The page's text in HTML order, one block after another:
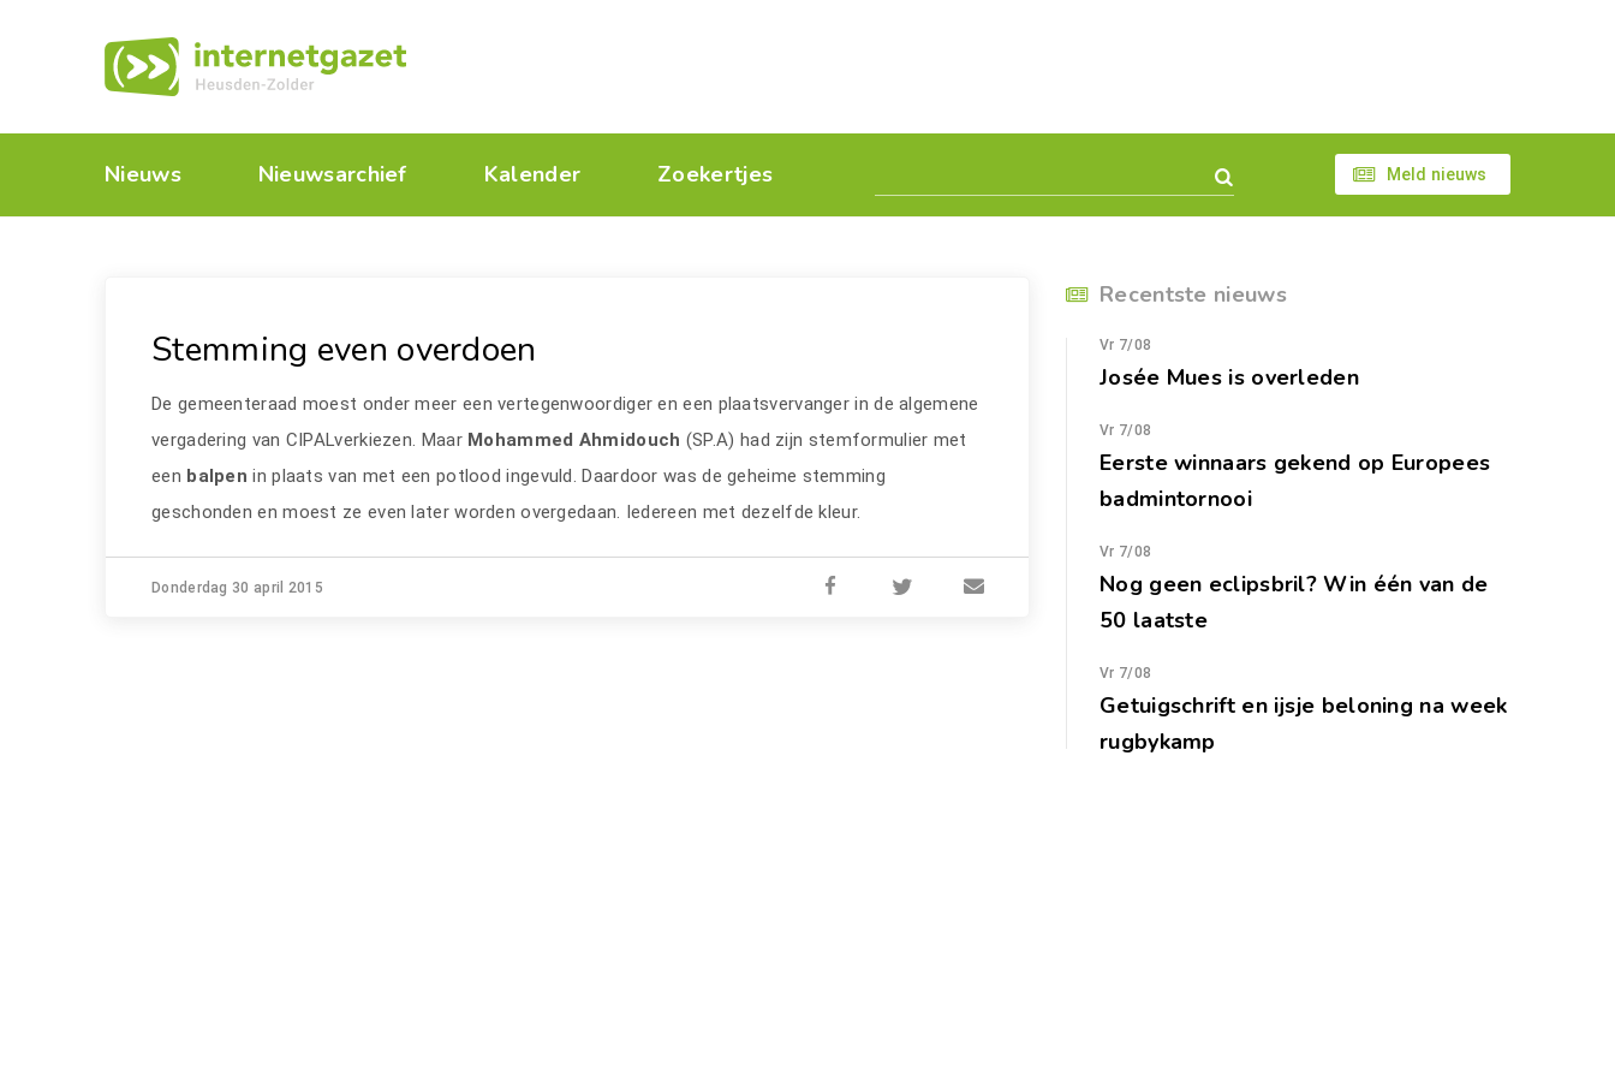
Nieuws Nieuwsarchief Kalender Zoekertjes Meld nieuws
Stemming even overdoen
De gemeenteraad moest onder meer een vertegenwoordiger en een plaatsvervanger in de algemene
vergadering van CIPALverkiezen. MaarMohammed Ahmidouch (SP.A) had zijn stemformulier met
een balpenin plaats van met een potlood ingevuld. Daardoor was de geheime stemming
geschonden en moest ze even later worden overgedaan. Iedereen met dezelfde kleur.
Donderdag 30 april 2015
Recentste nieuws
Vr 7/08
Josée Mues is overleden
Vr 7/08
Eerste winnaars gekend op Europees
badmintornooi
Vr 7/08
Nog geen eclipsbril? Win één van de
50 laatste
Vr 7/08
Getuigschrift en ijsje beloning na week
rugbykamp